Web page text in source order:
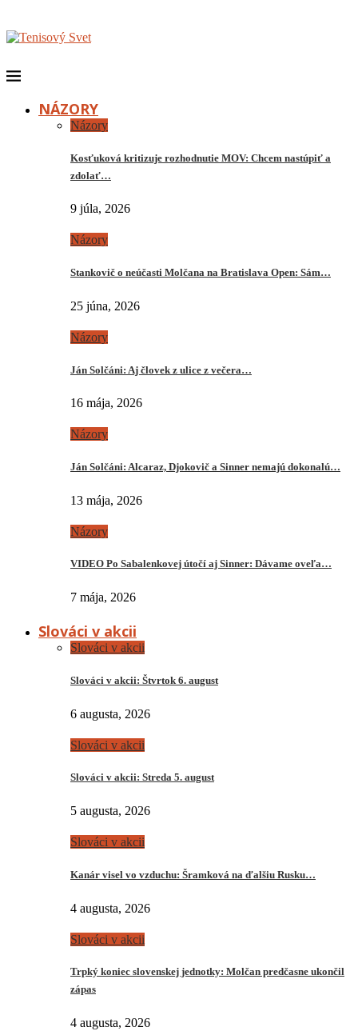
NÁZORY
Názory
Kosťuková kritizuje rozhodnutie MOV: Chcem nastúpiť a
zdolať…
9 júla, 2026
Názory
Stankovič o neúčasti Molčana na Bratislava Open: Sám…
25 júna, 2026
Názory
Ján Solčáni: Aj človek z ulice z večera…
16 mája, 2026
Názory
Ján Solčáni: Alcaraz, Djokovič a Sinner nemajú dokonalú…
13 mája, 2026
Názory
VIDEO Po Sabalenkovej útočí aj Sinner: Dávame oveľa…
7 mája, 2026
Slováci v akcii
Slováci v akcii
Slováci v akcii: Štvrtok 6. august
6 augusta, 2026
Slováci v akcii
Slováci v akcii: Streda 5. august
5 augusta, 2026
Slováci v akcii
Kanár visel vo vzduchu: Šramková na ďalšiu Rusku…
4 augusta, 2026
Slováci v akcii
Trpký koniec slovenskej jednotky: Molčan predčasne ukončil
zápas
4 augusta, 2026